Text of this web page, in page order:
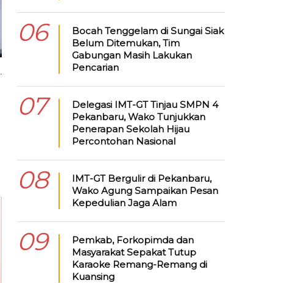
06
Bocah Tenggelam di Sungai Siak
Belum Ditemukan, Tim
Gabungan Masih Lakukan
Pencarian
07
Delegasi IMT-GT Tinjau SMPN 4
Pekanbaru, Wako Tunjukkan
Penerapan Sekolah Hijau
Percontohan Nasional
08
IMT-GT Bergulir di Pekanbaru,
Wako Agung Sampaikan Pesan
Kepedulian Jaga Alam
09
Pemkab, Forkopimda dan
Masyarakat Sepakat Tutup
Karaoke Remang-Remang di
Kuansing